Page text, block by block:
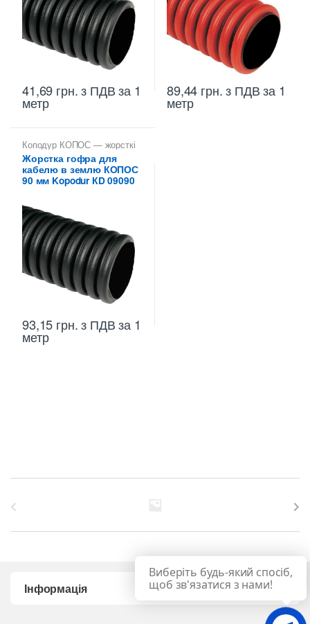
41,69 грн.з ПДВ за 1
метр
89,44 грн.з ПДВ за 1
метр
Коподур КОПОС — жорсткі
двостінні труби
двостінні KOPOS -
Копофлекс Коподур
Жорстка гофра для
кабелю в землю КОПОС
90 мм Kopodur КD 09090
93,15 грн.з ПДВ за 1
метр
Інформація
Виберіть будь-який спосіб,
щоб зв'язатися з нами!